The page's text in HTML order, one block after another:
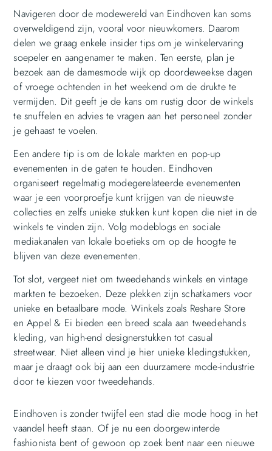
Navigeren door de modewereld van Eindhoven kan soms
overweldigend zijn, vooral voor nieuwkomers. Daarom
delen we graag enkele insider tips om je winkelervaring
soepeler en aangenamer te maken. Ten eerste, plan je
bezoek aan de damesmode wijk op doordeweekse dagen
of vroege ochtenden in het weekend om de drukte te
vermijden. Dit geeft je de kans om rustig door de winkels
te snuffelen en advies te vragen aan het personeel zonder
je gehaast te voelen.
Een andere tip is om de lokale markten en pop-up
evenementen in de gaten te houden. Eindhoven
organiseert regelmatig modegerelateerde evenementen
waar je een voorproefje kunt krijgen van de nieuwste
collecties en zelfs unieke stukken kunt kopen die niet in de
winkels te vinden zijn. Volg modeblogs en sociale
mediakanalen van lokale boetieks om op de hoogte te
blijven van deze evenementen.
Tot slot, vergeet niet om tweedehands winkels en vintage
markten te bezoeken. Deze plekken zijn schatkamers voor
unieke en betaalbare mode. Winkels zoals Reshare Store
en Appel & Ei bieden een breed scala aan tweedehands
kleding, van high-end designerstukken tot casual
streetwear. Niet alleen vind je hier unieke kledingstukken,
maar je draagt ook bij aan een duurzamere mode-industrie
door te kiezen voor tweedehands.
Eindhoven is zonder twijfel een stad die mode hoog in het
vaandel heeft staan. Of je nu een doorgewinterde
fashionista bent of gewoon op zoek bent naar een nieuwe